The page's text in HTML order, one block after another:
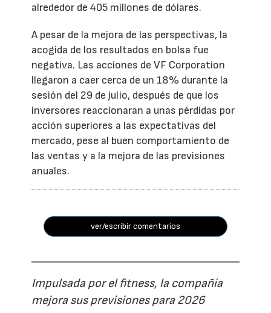
alrededor de 405 millones de dólares.
A pesar de la mejora de las perspectivas, la
acogida de los resultados en bolsa fue
negativa. Las acciones de VF Corporation
llegaron a caer cerca de un 18% durante la
sesión del 29 de julio, después de que los
inversores reaccionaran a unas pérdidas por
acción superiores a las expectativas del
mercado, pese al buen comportamiento de
las ventas y a la mejora de las previsiones
anuales.
ver/escribir comentarios
Impulsada por el fitness, la compañía
mejora sus previsiones para 2026